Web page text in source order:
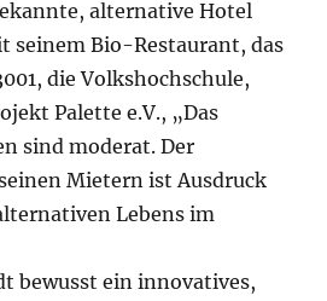
alternative Hotel
seinem Bio-Restaurant, das
die Volkshochschule,
Palette e.V., „Das
sind moderat. Der
Mietern ist Ausdruck
Lebens im
bewusst ein innovatives,